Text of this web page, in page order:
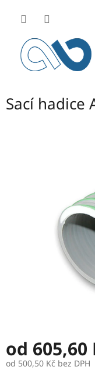
Sací hadice
od 605,60
od 500,50 Kč bez DPH